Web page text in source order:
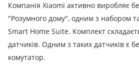
Компанія Xiaomi активно виробляє
"Розумного дому", одним з набором
Smart Home Suite. Комплект
датчиків. Одним з таких датчиків є
комутатор.